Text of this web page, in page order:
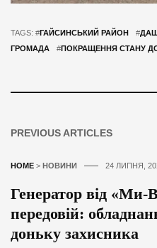
TAGS: #ГАЙСИНСЬКИЙ РАЙОН #
ГРОМАДА
#ПОКРАЩЕННЯ СТАНУ
PREVIOUS ARTICLES
HOME > НОВИНИ 24 ЛИПНЯ,
Генератор від «Ми-
передовій:
доньку захисника